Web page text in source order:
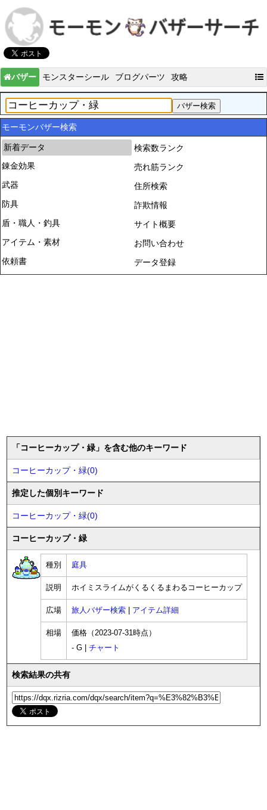
バザー モンスターシール ブログパーツ 攻略
モーモンバザー検索
新着データ
錬金効果
武器
防具
盾・職人・釣具
アイテム・素材
依頼書
検索数ランク
売れ筋ランク
住所検索
詐欺情報
サイト概要
お問い合わせ
データ登録
「コーヒーカップ・緑」を含む他のキーワード
コーヒーカップ・緑(0)
推定した個別キーワード
コーヒーカップ・緑(0)
コーヒーカップ・緑
種別 庭具
説明 ホイミスライムがくるくるまわるコーヒーカップ
広場 旅人バザー検索 アイテム詳細
相場
価格（2023-07-31時点）
- G | チャート
検索結果の共有